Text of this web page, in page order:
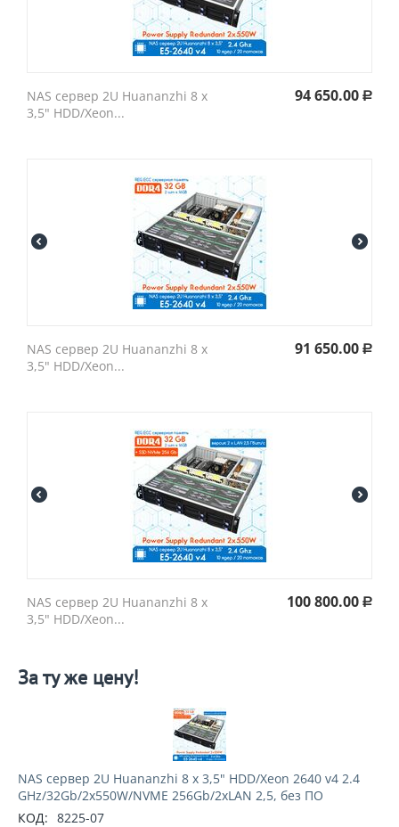
NAS сервер 2U Huananzhi 8 х
3,5" HDD/Xeon...
94 650.00 Р
NAS сервер 2U Huananzhi 8 х
3,5" HDD/Xeon...
91 650.00 Р
NAS сервер 2U Huananzhi 8 х
3,5" HDD/Xeon...
100 800.00 Р
За ту же цену!
NAS сервер 2U Huananzhi 8 х 3,5" HDD/Xeon 2640 v4 2.4
GHz/32Gb/2x550W/NVME 256Gb/2xLAN 2,5, без ПО
КОД: 8225-07